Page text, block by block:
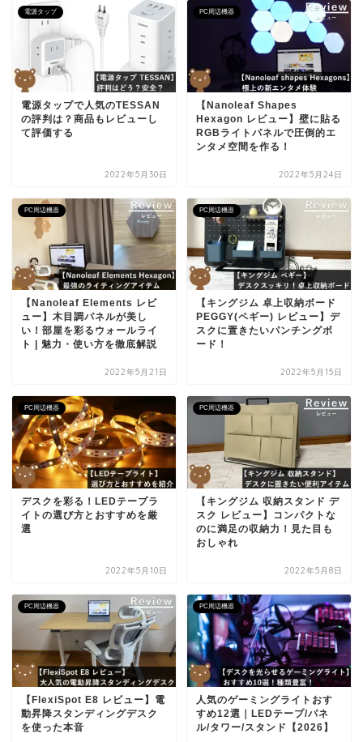
電源タップ
電源タップで人気のTESSAN
の評判は？商品もレビューし
て評価する
2022年5月30日
PC周辺機器
【Nanoleaf Shapes
Hexagon レビュー】壁に貼る
RGBライトパネルで圧倒的エ
ンタメ空間を作る！
2022年5月24日
PC周辺機器
【Nanoleaf Elements レビ
ュー】木目調パネルが美し
い！部屋を彩るウォールライ
ト | 魅力・使い方を徹底解説
2022年5月21日
PC周辺機器
【キングジム 卓上収納ボード
PEGGY(ペギー) レビュー】デ
スクに置きたいパンチングボ
ード！
2022年5月15日
PC周辺機器
デスクを彩る！LEDテープラ
イトの選び方とおすすめを厳
選
2022年5月10日
PC周辺機器
【キングジム 収納スタンド デ
スク レビュー】コンパクトな
のに満足の収納力！見た目も
おしゃれ
2022年5月8日
PC周辺機器
【FlexiSpot E8 レビュー】電
動昇降スタンディングデスク
を使った本音
PC周辺機器
人気のゲーミングライトおす
すめ12選｜LEDテープ/パネ
ル/タワー/スタンド【2026】